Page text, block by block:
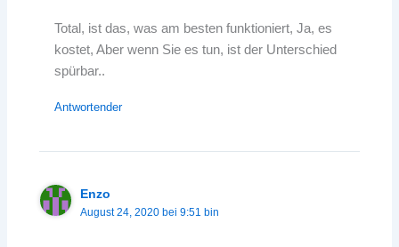
Total, ist das, was am besten funktioniert, Ja, es
kostet, Aber wenn Sie es tun, ist der Unterschied
spürbar..
Antwortender
Enzo
August 24, 2020 bei 9:51 bin